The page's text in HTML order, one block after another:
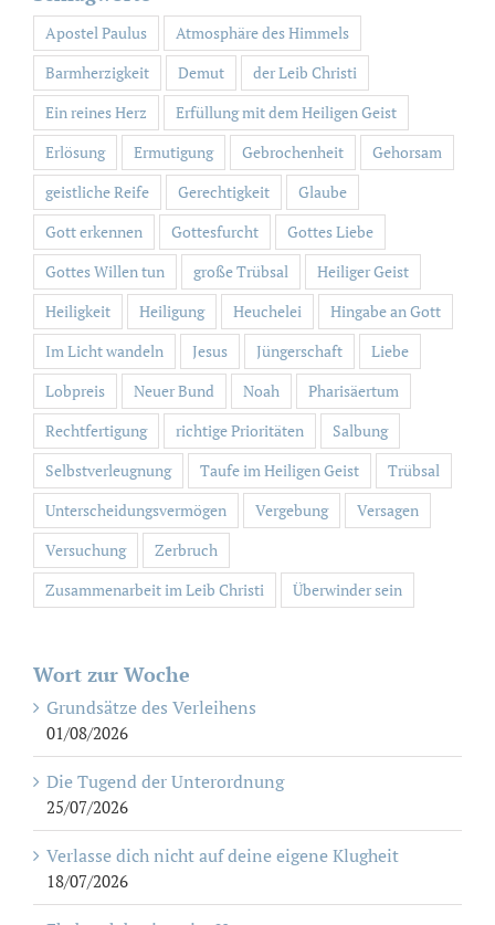
Apostel Paulus
Atmosphäre des Himmels
Barmherzigkeit
Demut
der Leib Christi
Ein reines Herz
Erfüllung mit dem Heiligen Geist
Erlösung
Ermutigung Gebrochenheit
Gehorsam
geistliche Reife
Gerechtigkeit
Glaube
Gott erkennen
Gottesfurcht
Gottes Liebe
Gottes Willen tun
große Trübsal
Heiliger Geist
Heiligkeit
Heiligung Heuchelei
Hingabe an Gott
Im Licht wandeln
Jesus Jüngerschaft
Liebe
Lobpreis
Neuer Bund Noah
Pharisäertum
Rechtfertigung
richtige Prioritäten
Salbung
Selbstverleugnung
Taufe im Heiligen Geist
Trübsal
Unterscheidungsvermögen
Vergebung
Versagen
Versuchung
Zerbruch
Zusammenarbeit im Leib Christi
Überwinder sein
Wort zur Woche
Grundsätze des Verleihens
01/08/2026
Die Tugend der Unterordnung
25/07/2026
Verlasse dich nicht auf deine eigene Klugheit
18/07/2026